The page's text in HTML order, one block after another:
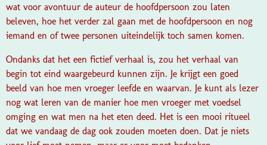
wat voor avontuur de auteur de hoofdpersoon zou laten
beleven, hoe het verder zal gaan met de hoofdpersoon en nog
iemand en of twee personen uiteindelijk toch samen komen.
Ondanks dat het een fictief verhaal is, zou het verhaal van
begin tot eind waargebeurd kunnen zijn. Je krijgt een goed
beeld van hoe men vroeger leefde en waarvan. Je kunt als lezer
nog wat leren van de manier hoe men vroeger met voedsel
omging en wat men na het eten deed. Het is een mooi ritueel
dat we vandaag de dag ook zouden moeten doen. Dat je niets